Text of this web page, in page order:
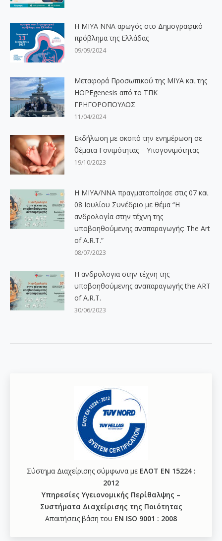
H ΜΙΥΑ ΝΝΑ αρωγός στο Δημογραφικό
πρόβλημα της Ελλάδας
09/09/2024
Μεταφορά Προσωπικού της ΜΙΥΑ και της
HOPEgenesis από το ΤΠΚ
ΓΡΗΓΟΡΟΠΟΥΛΟΣ
11/04/2024
Εκδήλωση με σκοπό την ενημέρωση σε
θέματα Γονιμότητας – Υπογονιμότητας
19/10/2023
Η ΜΙΥΑ/ΝΝΑ πραγματοποίησε στις 07 και
08 Ιουλίου Συνέδριο με θέμα “Η
ανδρολογία στην τέχνη της
υποβοηθούμενης αναπαραγωγής: The Art
of A.R.T.”
08/07/2023
Η ανδρολογiα στην τέχνη της
υποβοηθούμενης αναπαραγωγής the ART
of A.R.T.
30/06/2023
Σύστημα Διαχείρισης σύμφωνα με ΕΛΟΤ ΕΝ 15224 :
2012
Υπηρεσίες Υγειονομικής Περίθαλψης –
Συστήματα Διαχείρισης της Ποιότητας
Απαιτήσεις βάση του ΕΝ ISO 9001 : 2008